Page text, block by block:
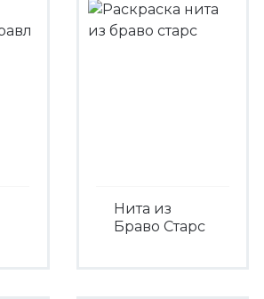
Нита из
Браво Старс